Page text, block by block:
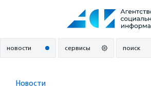
новости сервисы поиск
Новости